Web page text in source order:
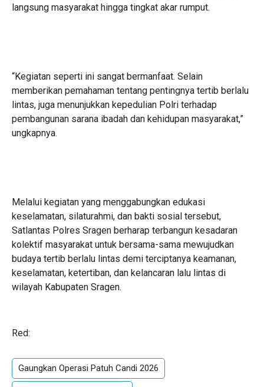
langsung masyarakat hingga tingkat akar rumput.
“Kegiatan seperti ini sangat bermanfaat. Selain
memberikan pemahaman tentang pentingnya tertib berlalu
lintas, juga menunjukkan kepedulian Polri terhadap
pembangunan sarana ibadah dan kehidupan masyarakat,”
ungkapnya.
Melalui kegiatan yang menggabungkan edukasi
keselamatan, silaturahmi, dan bakti sosial tersebut,
Satlantas Polres Sragen berharap terbangun kesadaran
kolektif masyarakat untuk bersama-sama mewujudkan
budaya tertib berlalu lintas demi terciptanya keamanan,
keselamatan, ketertiban, dan kelancaran lalu lintas di
wilayah Kabupaten Sragen.
Red:
Gaungkan Operasi Patuh Candi 2026